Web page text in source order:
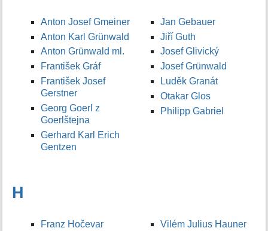
Anton Josef Gmeiner
Anton Karl Grünwald
Anton Grünwald ml.
František Gráf
František Josef
Gerstner
Georg Goerl z
Goerlštejna
Gerhard Karl Erich
Gentzen
Jan Gebauer
Jiří Guth
Josef Glivický
Josef Grünwald
Luděk Granát
Otakar Glos
Philipp Gabriel
H
Franz Hočevar
Vilém Julius Hauner